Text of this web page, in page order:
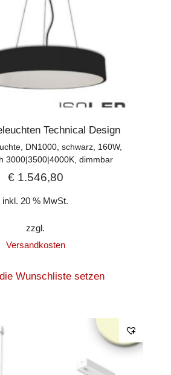
Technical Design
DN1000, schwarz, 160W,
3000|3500|4000K, dimmbar
€1.546,80
inkl. 20 % MwSt.
zzgl.
Versandkosten
Wunschliste setzen